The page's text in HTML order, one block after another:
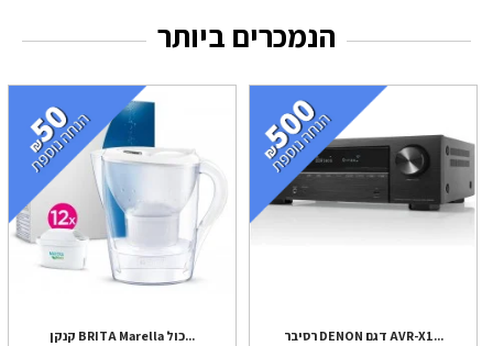
הנמכרים ביותר
קנקן BRITA Marella כול...
רסיבר DENON דגם AVR-X1...